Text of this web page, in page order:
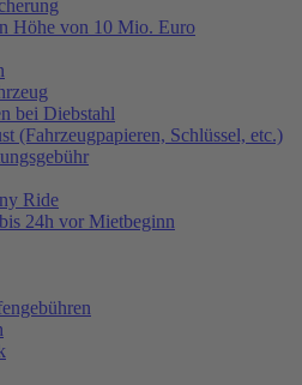
Höhe von 10 Mio. Euro
bei Diebstahl
(Fahrzeugpapieren, Schlüssel, etc.)
Ride
24h vor Mietbeginn